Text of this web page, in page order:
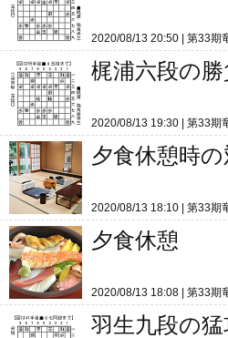
2020/08/13 20:50 第33期
梶浦六段の勝
2020/08/13 19:30 第33期
夕食休憩時
2020/08/13 18:10 第33期
夕食休憩
2020/08/13 18:08 第33期
羽生九段の猛